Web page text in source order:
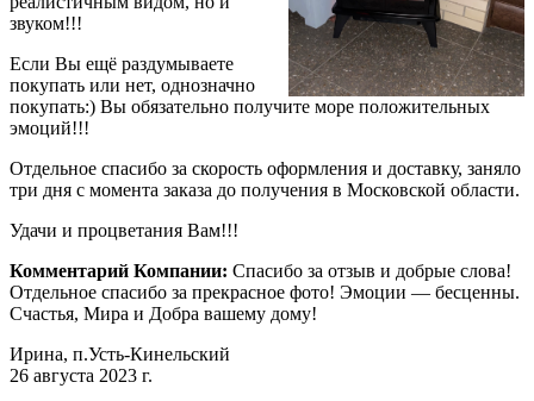
звуком!!!
Если Вы ещё раздумываете
покупать или нет, однозначно
покупать:) Вы обязательно получите море положительных
эмоций!!!
Отдельное спасибо за скорость оформления и доставку, заняло
три дня с момента заказа до получения в Московской области.
Удачи и процветания Вам!!!
Комментарий Компании: Спасибо за отзыв и добрые слова!
Отдельное спасибо за прекрасное фото! Эмоции — бесценны.
Счастья, Мира и Добра вашему дому!
Ирина, п.Усть-Кинельский
26 августа 2023 г.